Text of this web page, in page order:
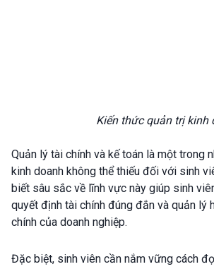
Kiến thức quản trị kinh
Quản lý tài chính và kế toán là một trong
kinh doanh không thể thiếu đối với sinh
biết sâu sắc về lĩnh vực này giúp sinh
quyết định tài chính đúng đắn và quản lý
chính của doanh nghiệp.
Đặc biệt, sinh viên cần nắm vững cách